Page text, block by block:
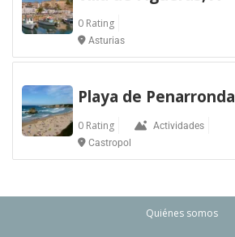
0 Rating
Asturias
Playa de Penarronda
0 Rating
Actividades
Castropol
Quiénes somos